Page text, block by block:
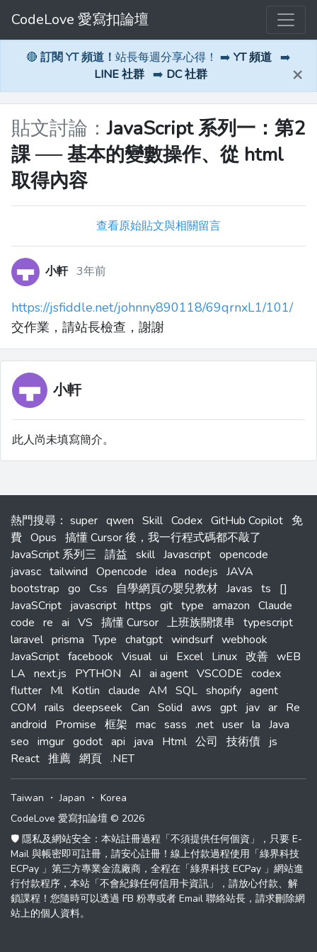
CodeLove 愛寫扣論壇
🔴 訂閱 YT 頻道！ 站長每週分享心得！ ➡️ YT 頻道 ➡️
LINE 社群 ➡️ DC 社群 ×
貼文討論：JavaScript 系列一：第2
課 ── 基本的變數操作、從 html
取得內容
查看原始貼文與相關留言
小軒 3年前
https://jsfiddle.net/johnny890118/69qrnxL1/101/
交作業，請站長檢查，謝謝
小軒
此人尚未填寫簡介。
熱門搜尋 ： super qwen Skill Codex GitHub Copilot 免
費 Opus 搞懂 Cursor 後，我一行程式碼都不敲了
JavaScript 系列三 請益 skill Javascript opencode
javasc tailwind Opencode idea nodejs JAVA
bootstrap go Css 自學網頁の嬰兒教材 Javas ts
[]
JavaSCript javascript https git type amazon Claude
code re ai VS 搞懂 Cursor 上班族關懷串
typescript
laravel prisma Type chatgpt windsurf webhook
JavaScript facebook Visual ui Excel Linux 改善 wEB
LA next.js PYTHON AI ai agent VSCODE codex
flutter Ml Kotlin claude AM SQL shopify agent
COM rails deepseek Can Solid aws gpt jav ar Re
android
Promise 框架 mac sass .net user la Java
seo imgur godot api java Html 公司 技術債 js
React 推薦 網頁 .NET
Taiwan ・Japan ・ Korea
CodeLove 愛寫扣論壇 © 2026
🛡️ 隱私及網站安全：本站註冊過程「不須提供任何個資」，只要 E-
Mail 與帳密即可註冊，請安心註冊！線上付款過程使用「綠界科技
ECPay 」第三方專業金流廠商，全程在「綠界科技 ECPay 」網站進
行付款程序，本站「不會紀錄任何信用卡資訊」，請放心付款、解
鎖課程！您隨時可以透過 FB 粉專或者 Email 聯絡站長，請求刪除網
站上的個人資料。